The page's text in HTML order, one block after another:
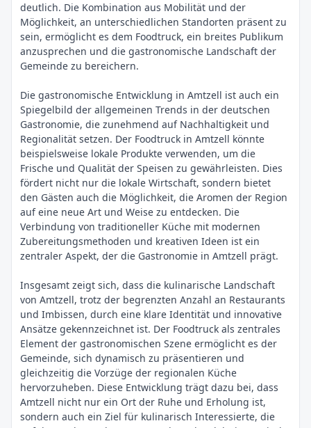
deutlich. Die Kombination aus Mobilität und der
Möglichkeit, an unterschiedlichen Standorten präsent zu
sein, ermöglicht es dem Foodtruck, ein breites Publikum
anzusprechen und die gastronomische Landschaft der
Gemeinde zu bereichern.
Die gastronomische Entwicklung in Amtzell ist auch ein
Spiegelbild der allgemeinen Trends in der deutschen
Gastronomie, die zunehmend auf Nachhaltigkeit und
Regionalität setzen. Der Foodtruck in Amtzell könnte
beispielsweise lokale Produkte verwenden, um die
Frische und Qualität der Speisen zu gewährleisten. Dies
fördert nicht nur die lokale Wirtschaft, sondern bietet
den Gästen auch die Möglichkeit, die Aromen der Region
auf eine neue Art und Weise zu entdecken. Die
Verbindung von traditioneller Küche mit modernen
Zubereitungsmethoden und kreativen Ideen ist ein
zentraler Aspekt, der die Gastronomie in Amtzell prägt.
Insgesamt zeigt sich, dass die kulinarische Landschaft
von Amtzell, trotz der begrenzten Anzahl an Restaurants
und Imbissen, durch eine klare Identität und innovative
Ansätze gekennzeichnet ist. Der Foodtruck als zentrales
Element der gastronomischen Szene ermöglicht es der
Gemeinde, sich dynamisch zu präsentieren und
gleichzeitig die Vorzüge der regionalen Küche
hervorzuheben. Diese Entwicklung trägt dazu bei, dass
Amtzell nicht nur ein Ort der Ruhe und Erholung ist,
sondern auch ein Ziel für kulinarisch Interessierte, die